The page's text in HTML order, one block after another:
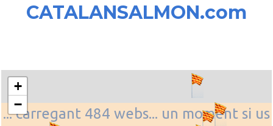
CATALANSALMON.com
... carregant 484 webs... un moment si us
+
−